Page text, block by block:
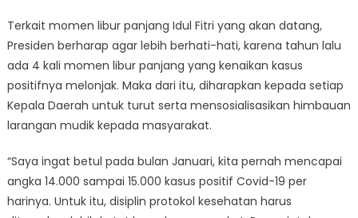
Terkait momen libur panjang Idul Fitri yang akan datang,
Presiden berharap agar lebih berhati-hati, karena tahun lalu
ada 4 kali momen libur panjang yang kenaikan kasus
positifnya melonjak. Maka dari itu, diharapkan kepada setiap
Kepala Daerah untuk turut serta mensosialisasikan himbauan
larangan mudik kepada masyarakat.
“Saya ingat betul pada bulan Januari, kita pernah mencapai
angka 14.000 sampai 15.000 kasus positif Covid-19 per
harinya. Untuk itu, disiplin protokol kesehatan harus